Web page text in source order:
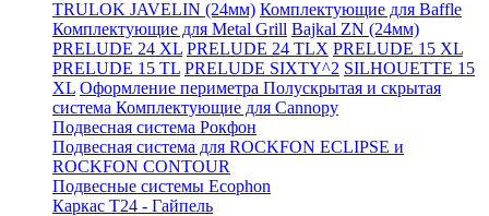
TRULOK JAVELIN (24мм) Комплектующие для Baffle
Комплектующие для Metal Grill Bajkal ZN (24мм)
PRELUDE 24 XL PRELUDE 24 TLX PRELUDE 15 XL
PRELUDE 15 TL PRELUDE SIXTY^2 SILHOUETTE 15
XL Оформление периметра Полускрытая и скрытая
система Комплектующие для Cannopy
Подвесная система Рокфон
Подвесная система для ROCKFON ECLIPSE и
ROCKFON CONTOUR
Подвесные системы Ecophon
Каркас Т24 - Гайпель